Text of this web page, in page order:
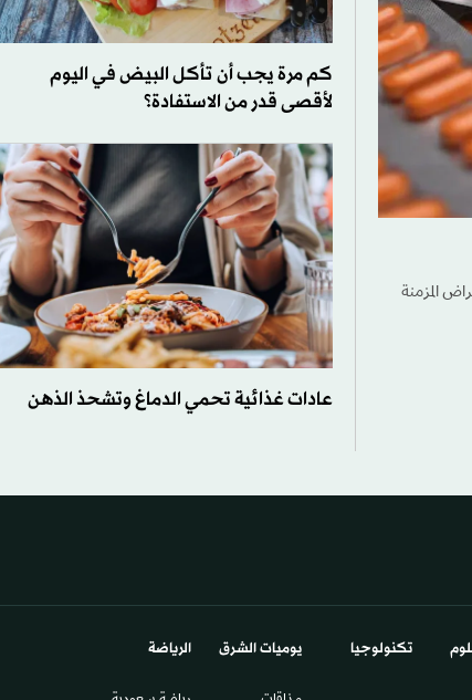
المزمنة
كم مرة يجب أن تأكل البيض في اليوم
لأقصى قدر من الاستفادة؟
عادات غذائية تحمي الدماغ وتشحذ الذهن
تكنولوجيا يوميات الشرق​ الرياضة